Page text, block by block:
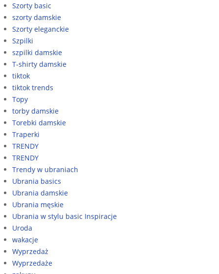
Szorty basic
szorty damskie
Szorty eleganckie
Szpilki
szpilki damskie
T-shirty damskie
tiktok
tiktok trends
Topy
torby damskie
Torebki damskie
Traperki
TRENDY
TRENDY
Trendy w ubraniach
Ubrania basics
Ubrania damskie
Ubrania męskie
Ubrania w stylu basic Inspiracje
Uroda
wakacje
Wyprzedaż
Wyprzedaże